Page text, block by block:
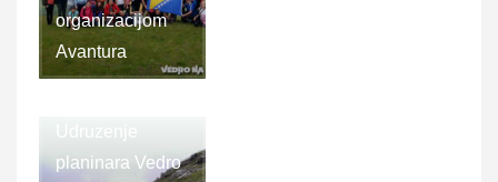
organizacijom
Avantura
planinara Vedro